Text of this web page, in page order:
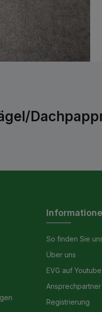
So finden Sie
Über uns
EVG auf Youtube
Ansprechpartner
Registrierung